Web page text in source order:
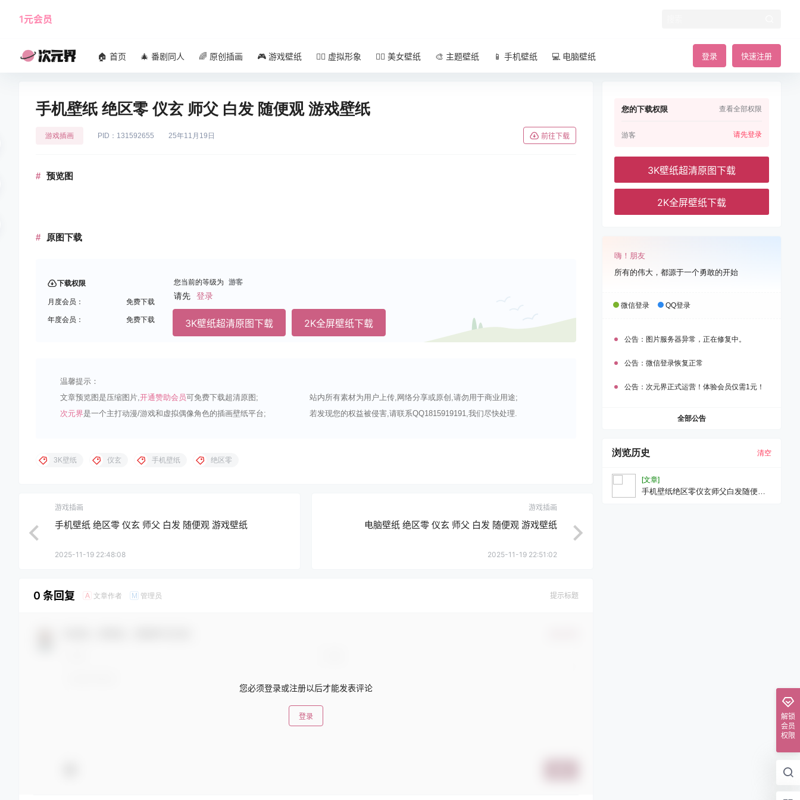
1元会员
登录 快速注册
🏠 首页 🎄 番剧同人 🌈 原创插画 🎮 游戏壁纸 🧚‍♀️ 虚拟形象 🧜‍♀️ 美女壁纸 🎨 主题壁纸 📱 手机壁纸 💻 电脑壁纸
手机壁纸 绝区零 仪玄 师父 白发 随便观 游戏壁纸
游戏插画 PID：131592655 25年11月19日 前往下载
预览图
原图下载
下载权限
月度会员： 免费下载
年度会员： 免费下载
您当前的等级为 游客
请先 登录
3K壁纸超清原图下载 2K全屏壁纸下载
温馨提示：
文章预览图是压缩图片,开通赞助会员可免费下载超清原图;
站内所有素材为用户上传,网络分享或原创,请勿用于商业用途;
次元界是一个主打动漫/游戏和虚拟偶像角色的插画壁纸平台; 若发现您的权益被侵害,请联系QQ1815919191,我们尽快处理.
3K壁纸 仪玄 手机壁纸 绝区零
游戏插画
手机壁纸 绝区零 仪玄 师父 白发 随便观 游戏壁纸
2025-11-19 22:48:08
游戏插画
电脑壁纸 绝区零 仪玄 师父 白发 随便观 游戏壁纸
2025-11-19 22:51:02
0 条回复 A 文章作者 M 管理员 提示标题
您必须登录或注册以后才能发表评论
登录
您的下载权限 查看全部权限
游客 请先登录
3K壁纸超清原图下载
2K全屏壁纸下载
嗨！朋友
所有的伟大，都源于一个勇敢的开始
微信登录 QQ登录
公告： 图片服务器异常，正在修复中。
公告： 微信登录恢复正常
公告： 次元界正式运营！体验会员仅需1元！
全部公告
浏览历史 清空
[文章]
手机壁纸绝区零仪玄师父白发随便观
解锁
会员
权限